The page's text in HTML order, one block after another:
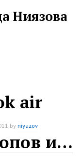
Ниязова
air
byniyazov
и…